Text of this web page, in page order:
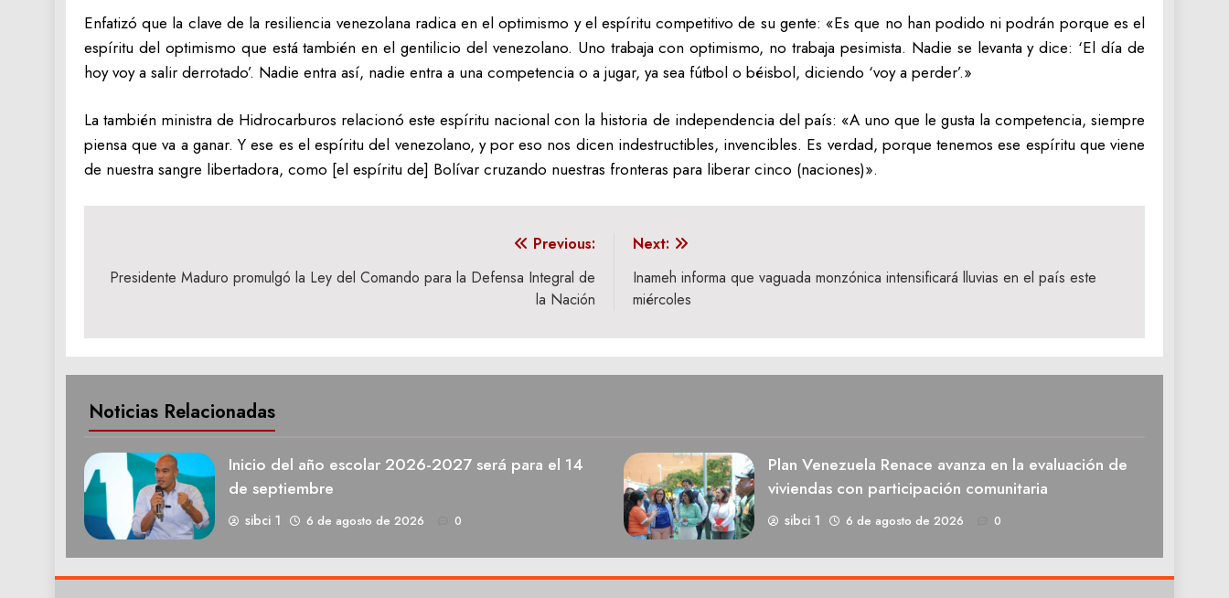
Enfatizó que la clave de la resiliencia venezolana radica en el optimismo y el espíritu competitivo de su gente: «Es que no han podido ni podrán porque es el
espíritu del optimismo que está también en el gentilicio del venezolano. Uno trabaja con optimismo, no trabaja pesimista. Nadie se levanta y dice: ‘El día de
hoy voy a salir derrotado’. Nadie entra así, nadie entra a una competencia o a jugar, ya sea fútbol o béisbol, diciendo ‘voy a perder’.»
La también ministra de Hidrocarburos relacionó este espíritu nacional con la historia de independencia del país: «A uno que le gusta la competencia, siempre
piensa que va a ganar. Y ese es el espíritu del venezolano, y por eso nos dicen indestructibles, invencibles. Es verdad, porque tenemos ese espíritu que viene
de nuestra sangre libertadora, como [el espíritu de] Bolívar cruzando nuestras fronteras para liberar cinco (naciones)».
de
Previous:
Presidente Maduro promulgó la Ley del Comando para la Defensa Integral de
la Nación
Next:
Inameh informa que vaguada monzónica intensificará lluvias en el país este
miércoles
Noticias Relacionadas
Inicio del año escolar 2026-2027 será para el 14
de septiembre
sibci 1 6 de agosto de 2026 0
Plan Venezuela Renace avanza en la evaluación de
viviendas con participación comunitaria
sibci 1 6 de agosto de 2026 0